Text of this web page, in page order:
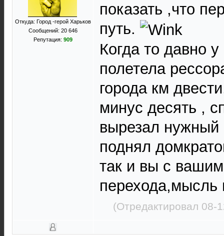
Откуда: Город -герой Харьков
Сообщений: 20 646
Репутация: 909
показать ,что
путь.
Когда то давно
полетела
города км
минус десять ,
вырезал нужный
поднял
так и вы с
перехода,мысль
(Отредактировал 08-